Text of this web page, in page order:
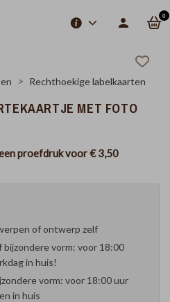
0
Rechthoekige labelkaarten
MET FOTO
proefdruk voor€ 3,50
of ontwerp zelf
vorm: voor 18:00
in huis!
vorm: voor 18:00 uur
in huis